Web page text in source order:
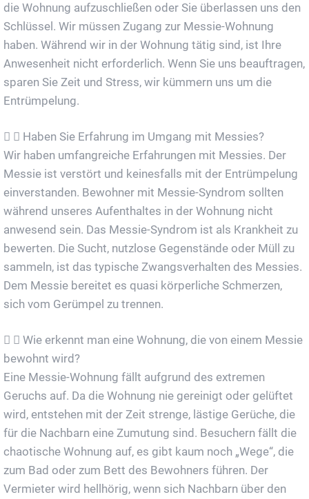
die Wohnung aufzuschließen oder Sie überlassen uns den
Schlüssel. Wir müssen Zugang zur Messie-Wohnung
haben. Während wir in der Wohnung tätig sind, ist Ihre
Anwesenheit nicht erforderlich. Wenn Sie uns beauftragen,
sparen Sie Zeit und Stress, wir kümmern uns um die
Entrümpelung.
Haben Sie Erfahrung im Umgang mit Messies?
Wir haben umfangreiche Erfahrungen mit Messies. Der
Messie ist verstört und keinesfalls mit der Entrümpelung
einverstanden. Bewohner mit Messie-Syndrom sollten
während unseres Aufenthaltes in der Wohnung nicht
anwesend sein. Das Messie-Syndrom ist als Krankheit zu
bewerten. Die Sucht, nutzlose Gegenstände oder Müll zu
sammeln, ist das typische Zwangsverhalten des Messies.
Dem Messie bereitet es quasi körperliche Schmerzen,
sich vom Gerümpel zu trennen.
Wie erkennt man eine Wohnung, die von einem Messie
bewohnt wird?
Eine Messie-Wohnung fällt aufgrund des extremen
Geruchs auf. Da die Wohnung nie gereinigt oder gelüftet
wird, entstehen mit der Zeit strenge, lästige Gerüche, die
für die Nachbarn eine Zumutung sind. Besuchern fällt die
chaotische Wohnung auf, es gibt kaum noch „Wege“, die
zum Bad oder zum Bett des Bewohners führen. Der
Vermieter wird hellhörig, wenn sich Nachbarn über den